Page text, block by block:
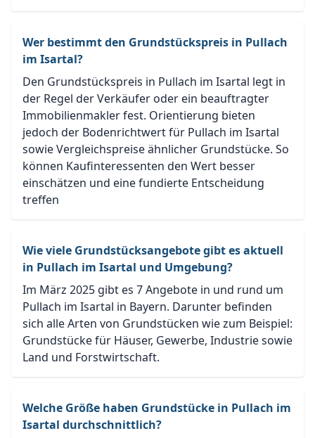
Wer bestimmt den Grundstückspreis in Pullach
im Isartal?
Den Grundstückspreis in Pullach im Isartal legt in
der Regel der Verkäufer oder ein beauftragter
Immobilienmakler fest. Orientierung bieten
jedoch der Bodenrichtwert für Pullach im Isartal
sowie Vergleichspreise ähnlicher Grundstücke. So
können Kaufinteressenten den Wert besser
einschätzen und eine fundierte Entscheidung
treffen
Wie viele Grundstücksangebote gibt es aktuell
in Pullach im Isartal und Umgebung?
Im März 2025 gibt es 7 Angebote in und rund um
Pullach im Isartal in Bayern. Darunter befinden
sich alle Arten von Grundstücken wie zum Beispiel:
Grundstücke für Häuser, Gewerbe, Industrie sowie
Land und Forstwirtschaft.
Welche Größe haben Grundstücke in Pullach im
Isartal durchschnittlich?